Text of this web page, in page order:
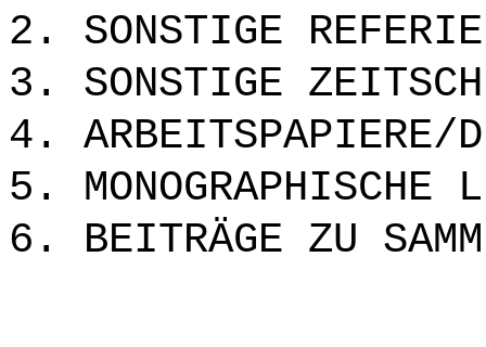
2. SONSTIGE
3. SONSTIGE
4. ARBEITSPAPIERE/
5. MONOGRAPHISCHE
6. BEITRÄGE ZU